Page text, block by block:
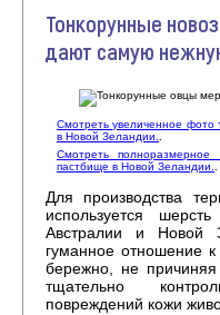
Тонкорунные
дают самую
Смотреть увеличенное фото
в Новой Зеландии..
Смотреть
пастбище в Новой Зеландии..
Для производства
используется
Австралии и Новой
гуманное отношение
бережно, не
тщательно
повреждений кожи